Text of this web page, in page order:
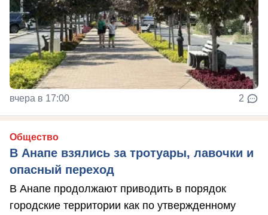
вчера в 17:00 2
Общество
В Анапе взялись за тротуары, лавочки и
опасный переход
В Анапе продолжают приводить в порядок
городские территории как по утвержденному